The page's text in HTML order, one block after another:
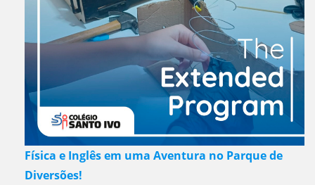
Física e Inglês em uma Aventura no Parque de
Diversões!